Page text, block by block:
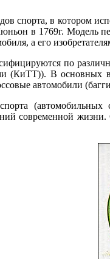
спорта, в котором
в 1769г. Модель
а его
по
(КиТТ)). В основных
автомобили
современной жизни.